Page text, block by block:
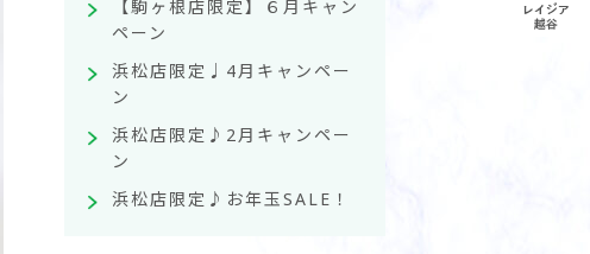
【駒ヶ根店限定】６月キャン
ペーン
浜松店限定♩4月キャンペー
ン
浜松店限定♪2月キャンペー
ン
浜松店限定♪お年玉SALE！